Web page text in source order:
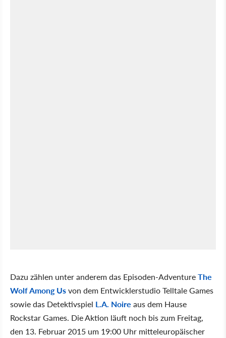
Dazu zählen unter anderem das Episoden-AdventureThe
Wolf Among Usvon dem Entwicklerstudio Telltale Games
sowie das Detektivspiel L.A. Noire aus dem Hause
Rockstar Games. Die Aktion läuft noch bis zum Freitag,
den 13. Februar 2015 um 19:00 Uhr mitteleuropäischer